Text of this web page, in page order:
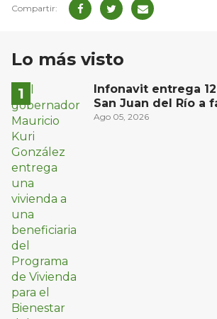
Lo más visto
Infonavit entrega
San Juan del Río a
bajos ingresos
Ago 05, 2026